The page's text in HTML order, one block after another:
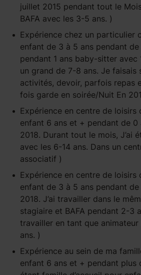
juillet 2015 pendant tout le
BAFA avec les 3-5 ans. )
Expérience chez un particulier
enfant de 3 à 5 ans pendant de
pendant 1 ans baby-sitter avec
un grand de 7-8 ans. Je faisais
activités, devoir, parfois repas
fois garde en soirée/Nuit En
Expérience en centre de loisirs
enfant 6 ans et + pendant de 0
2018. Durant tout le mois, J’ai
avec les 6-14 ans. Dans un
associatif )
Expérience en centre de loisirs
enfant de 3 à 5 ans pendant
2018. J’ai travailler dans le
stagiaire et BAFA pendant 2-3
travailler en tant que animateur
ans. )
Expérience au sein de ma
enfant 6 ans et + pendant plus